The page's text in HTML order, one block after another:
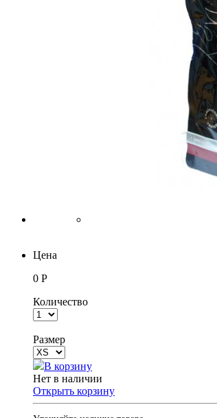
Цена
0 Р
Количество
Размер
В корзину
Нет в наличии
Открыть корзину